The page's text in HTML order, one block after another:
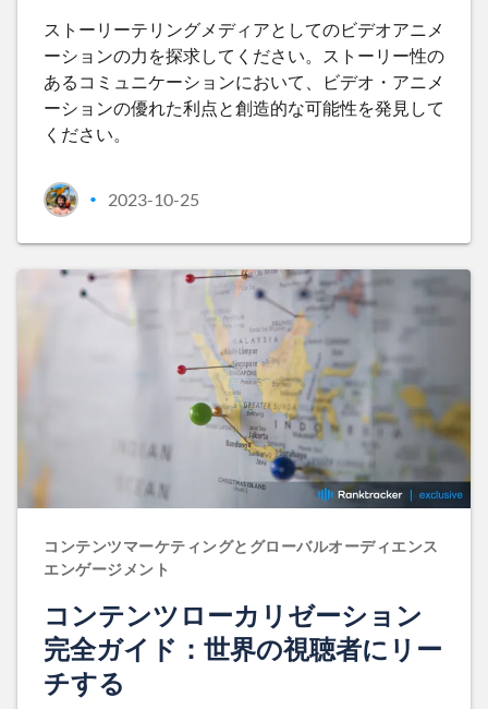
ストーリーテリングメディアとしてのビデオアニメ
ーションの力を探求してください。ストーリー性の
あるコミュニケーションにおいて、ビデオ・アニメ
ーションの優れた利点と創造的な可能性を発見して
ください。
• 2023-10-25
コンテンツマーケティングとグローバルオーディエンス
エンゲージメント
コンテンツローカリゼーション
完全ガイド：世界の視聴者にリー
チする